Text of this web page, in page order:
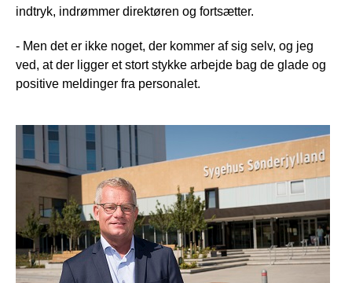
indtryk, indrømmer direktøren og fortsætter.
- Men det er ikke noget, der kommer af sig selv, og jeg
ved, at der ligger et stort stykke arbejde bag de glade og
positive meldinger fra personalet.